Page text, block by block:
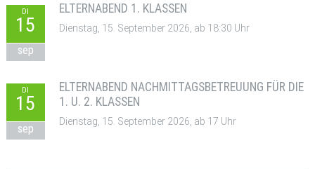
DI
15
sep
ELTERNABEND 1. KLASSEN
Dienstag, 15. September 2026, ab 18:30 Uhr
DI
15
sep
ELTERNABEND NACHMITTAGSBETREUUNG FÜR DIE
1. U. 2. KLASSEN
Dienstag, 15. September 2026, ab 17 Uhr